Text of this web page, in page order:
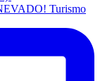
Turismo